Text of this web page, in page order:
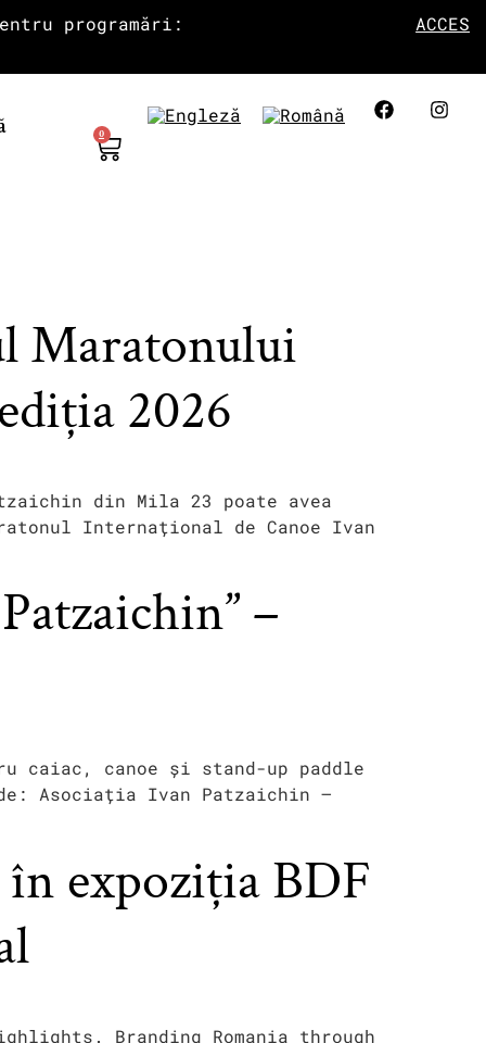
programări: ACCES
0
Maratonului
2026
din Mila 23 poate avea
Internațional de Canoe Ivan
–
caiac, canoe și stand-up paddle
Asociația Ivan Patzaichin –
expoziția BDF
Branding Romania through